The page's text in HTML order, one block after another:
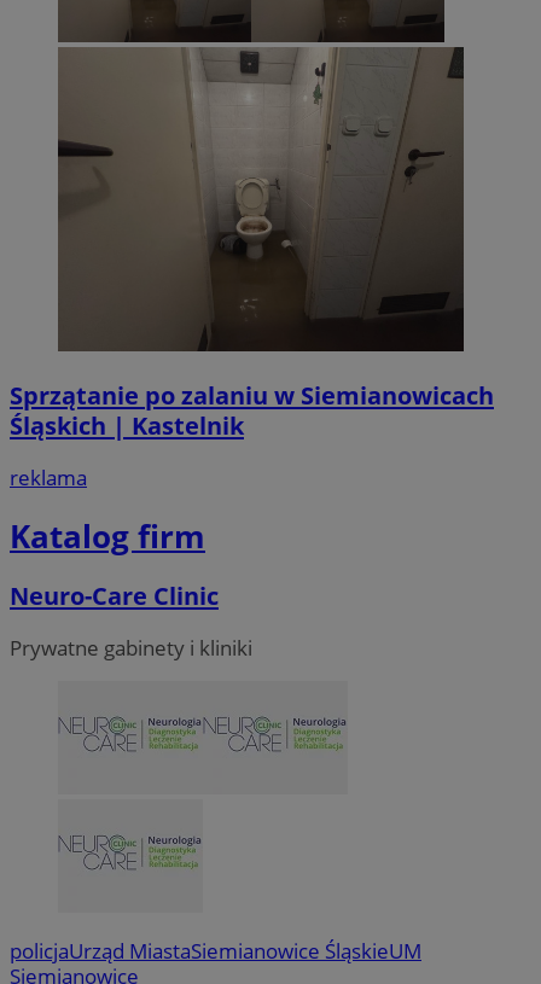
Sprzątanie po zalaniu w Siemianowicach
Śląskich | Kastelnik
reklama
Katalog firm
Neuro-Care Clinic
Prywatne gabinety i kliniki
policjaUrząd MiastaSiemianowice ŚląskieUM
Siemianowice